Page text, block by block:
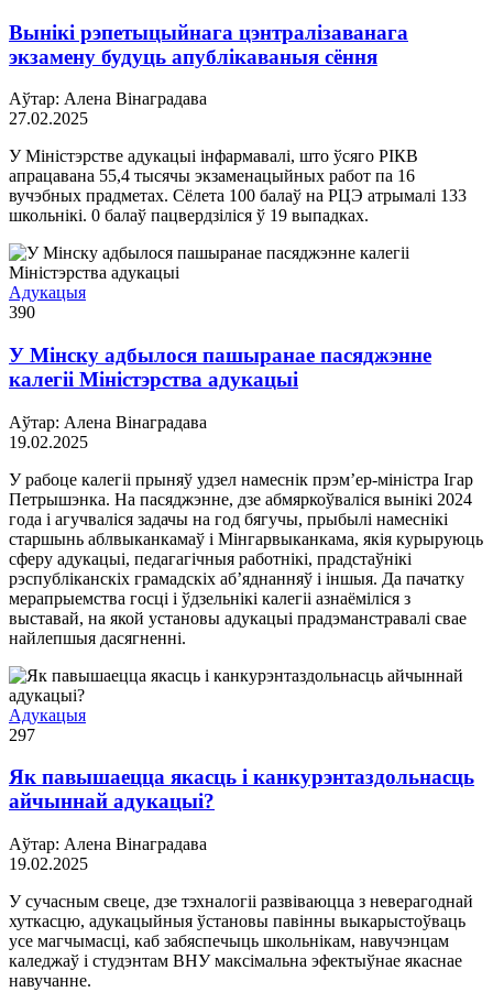
Вынікі рэпетыцыйнага цэнтралізаванага
экзамену будуць апублікаваныя сёння
Аўтар: Алена Вінаградава
27.02.2025
У Міністэрстве адукацыі інфармавалі, што ўсяго РІКВ
апрацавана 55,4 тысячы экзаменацыйных работ па 16
вучэбных прадметах. Сёлета 100 балаў на РЦЭ атрымалі 133
школьнікі. 0 балаў пацвердзіліся ў 19 выпадках.
Адукацыя
390
У Мінску адбылося пашыранае пасяджэнне
калегіі Міністэрства адукацыі
Аўтар: Алена Вінаградава
19.02.2025
У рабоце калегіі прыняў удзел намеснік прэм’ер-міністра Ігар
Петрышэнка. На пасяджэнне, дзе абмяркоўваліся вынікі 2024
года і агучваліся задачы на год бягучы, прыбылі намеснікі
старшынь аблвыканкамаў і Мінгарвыканкама, якія курыруюць
сферу адукацыі, педагагічныя работнікі, прадстаўнікі
рэспубліканскіх грамадскіх аб’яднанняў і іншыя. Да пачатку
мерапрыемства госці і ўдзельнікі калегіі азнаёміліся з
выставай, на якой установы адукацыі прадэманстравалі свае
найлепшыя дасягненні.
Адукацыя
297
Як павышаецца якасць і канкурэнтаздольнасць
айчыннай адукацыі?
Аўтар: Алена Вінаградава
19.02.2025
У сучасным свеце, дзе тэхналогіі развіваюцца з неверагоднай
хуткасцю, адукацыйныя ўстановы павінны выкарыстоўваць
усе магчымасці, каб забяспечыць школьнікам, навучэнцам
каледжаў і студэнтам ВНУ максімальна эфектыўнае якаснае
навучанне.